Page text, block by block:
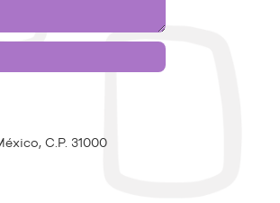
C.P. 31000